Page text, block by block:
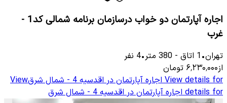
اجاره آپارتمان دو خواب درسازمان برنامه شمالی کد1 -
غرب
تهران•
1 اتاق -
380 متر•
4 نفر
از۶٬۲۳۰٬۰۰۰ تومان
View details for اجاره آپارتمان در اقدسیه 4 - شمال شرق
View
details for اجاره آپارتمان در اقدسیه 4 - شمال شرق